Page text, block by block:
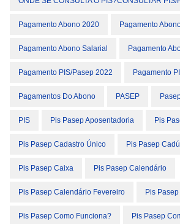
Pagamento Abono 2020 Pagamento
Pagamento Abono Salarial Pagamento
Pagamento PIS/Pasep 2022 Pagamento
Pagamentos Do Abono PASEP
PIS Pis Pasep Aposentadoria Pis
Pis Pasep Cadastro Único Pis Pasep
Pis Pasep Caixa Pis Pasep Calendário
Pis Pasep Calendário Fevereiro Pis
Pis Pasep Como Funciona? Pis Pasep